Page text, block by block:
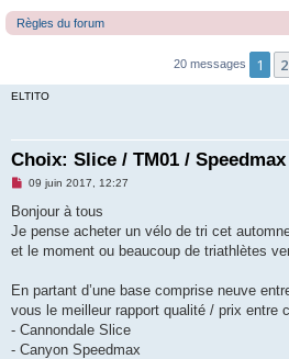
Règles du forum
20 messages 1 2
ELTITO
Choix: Slice / TM01 /
M
s
a
g
o
l
u
09 juin 2017, 12:27
Bonjour à tous
Je pense acheter un vélo de tri cet
et le moment ou beaucoup de triathlètes
En partant d’une base comprise neuve
vous le meilleur rapport qualité / prix entre
- Cannondale Slice
- Canyon Speedmax